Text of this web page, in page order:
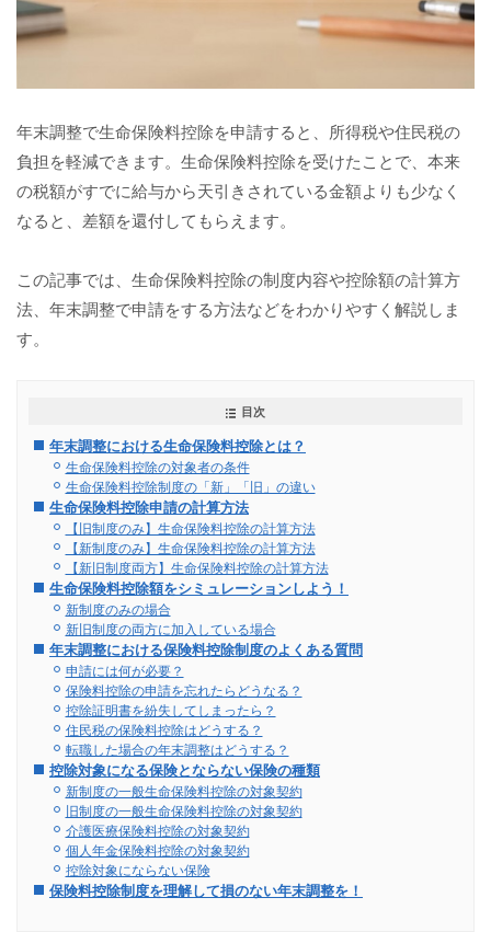
年末調整で生命保険料控除を申請すると、所得税や住民税の
負担を軽減できます。生命保険料控除を受けたことで、本来
の税額がすでに給与から天引きされている金額よりも少なく
なると、差額を還付してもらえます。
この記事では、生命保険料控除の制度内容や控除額の計算方
法、年末調整で申請をする方法などをわかりやすく解説しま
す。
目次
年末調整における生命保険料控除とは？
生命保険料控除の対象者の条件
生命保険料控除制度の「新」「旧」の違い
生命保険料控除申請の計算方法
【旧制度のみ】生命保険料控除の計算方法
【新制度のみ】生命保険料控除の計算方法
【新旧制度両方】生命保険料控除の計算方法
生命保険料控除額をシミュレーションしよう！
新制度のみの場合
新旧制度の両方に加入している場合
年末調整における保険料控除制度のよくある質問
申請には何が必要？
保険料控除の申請を忘れたらどうなる？
控除証明書を紛失してしまったら？
住民税の保険料控除はどうする？
転職した場合の年末調整はどうする？
控除対象になる保険とならない保険の種類
新制度の一般生命保険料控除の対象契約
旧制度の一般生命保険料控除の対象契約
介護医療保険料控除の対象契約
個人年金保険料控除の対象契約
控除対象にならない保険
保険料控除制度を理解して損のない年末調整を！